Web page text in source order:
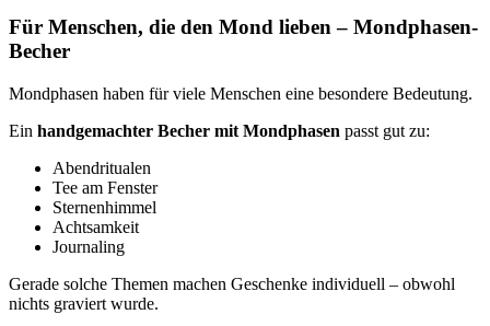
Für Menschen, die den Mond lieben – Mondphasen-
Becher
Mondphasen haben für viele Menschen eine besondere Bedeutung.
Ein handgemachter Becher mit Mondphasen passt gut zu:
Abendritualen
Tee am Fenster
Sternenhimmel
Achtsamkeit
Journaling
Gerade solche Themen machen Geschenke individuell – obwohl
nichts graviert wurde.